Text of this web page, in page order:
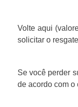
Volte aqui
solicitar o
Se você perder
de acordo com o